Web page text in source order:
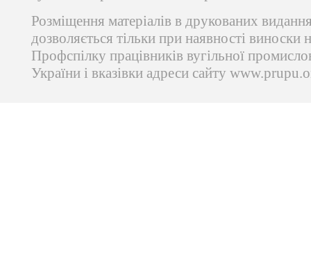
Розміщення матеріалів в друкованих
дозволяється тільки при наявності виноски
Профспілку працівників вугільної
України і вказівки адреси сайту